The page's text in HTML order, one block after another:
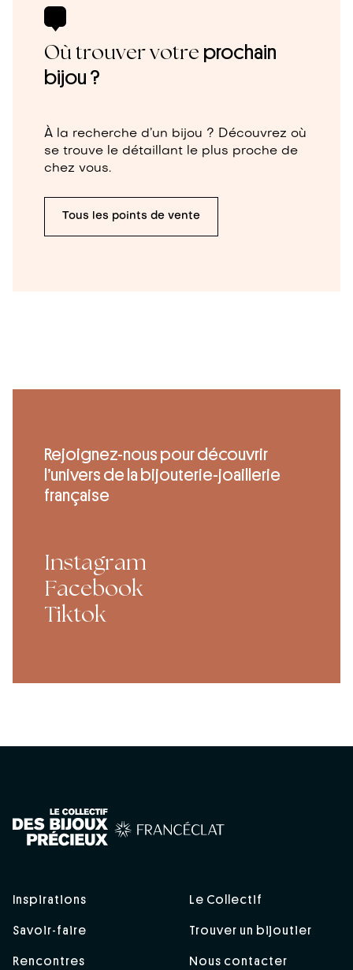
Où trouver votre prochain
bijou ?
À la recherche d’un bijou ? Découvrez où
se trouve le détaillant le plus proche de
chez vous.
Tous les points de vente
Rejoignez-nous pour découvrir
l’univers de la bijouterie-joaillerie
française
Instagram
Facebook
Tiktok
Inspirations
Savoir-faire
Rencontres
Le Collectif
Trouver un bijoutier
Nous contacter